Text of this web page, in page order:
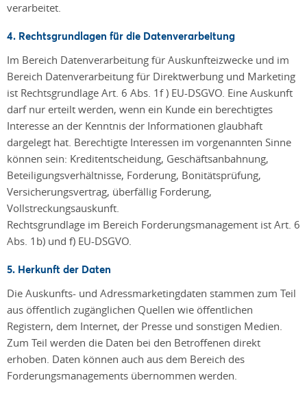
verarbeitet.
4. Rechtsgrundlagen für die Datenverarbeitung
Im Bereich Datenverarbeitung für Auskunfteizwecke und im
Bereich Datenverarbeitung für Direktwerbung und Marketing
ist Rechtsgrundlage Art. 6 Abs. 1f ) EU-DSGVO. Eine Auskunft
darf nur erteilt werden, wenn ein Kunde ein berechtigtes
Interesse an der Kenntnis der Informationen glaubhaft
dargelegt hat. Berechtigte Interessen im vorgenannten Sinne
können sein: Kreditentscheidung, Geschäftsanbahnung,
Beteiligungsverhältnisse, Forderung, Bonitätsprüfung,
Versicherungsvertrag, überfällig Forderung,
Vollstreckungsauskunft.
Rechtsgrundlage im Bereich Forderungsmanagement ist Art. 6
Abs. 1b) und f) EU-DSGVO.
5. Herkunft der Daten
Die Auskunfts- und Adressmarketingdaten stammen zum Teil
aus öffentlich zugänglichen Quellen wie öffentlichen
Registern, dem Internet, der Presse und sonstigen Medien.
Zum Teil werden die Daten bei den Betroffenen direkt
erhoben. Daten können auch aus dem Bereich des
Forderungsmanagements übernommen werden.